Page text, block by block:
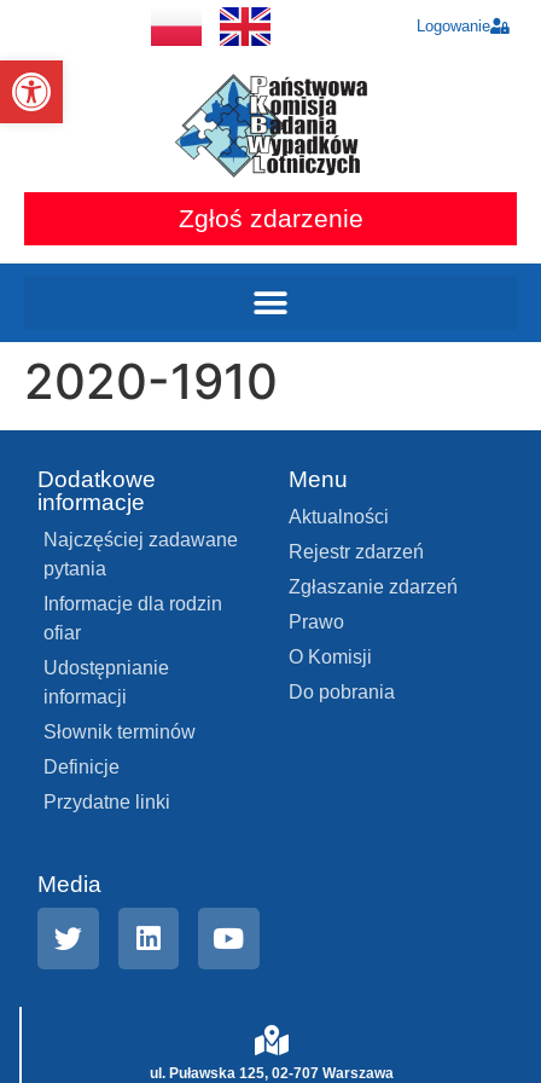
Otwórz pasek narzędzi
Logowanie
Zgłoś zdarzenie
2020-1910
Dodatkowe
informacje
Najczęściej zadawane
pytania
Informacje dla rodzin
ofiar
Udostępnianie
informacji
Słownik terminów
Definicje
Przydatne linki
Menu
Aktualności
Rejestr zdarzeń
Zgłaszanie zdarzeń
Prawo
O Komisji
Do pobrania
Media
ul. Puławska 125, 02-707 Warszawa